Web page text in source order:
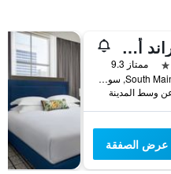
فندق غراند أميركا
ممتاز 9.3
555 South Main Street, سولت ليك سيتي, UT, الولايات المتحدة الأميريكية
عرض الصفقة